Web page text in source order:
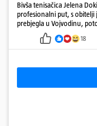
Bivša tenisačica Jelena
profesionalni put, s obitelji
prebjegla u Vojvodinu,
18